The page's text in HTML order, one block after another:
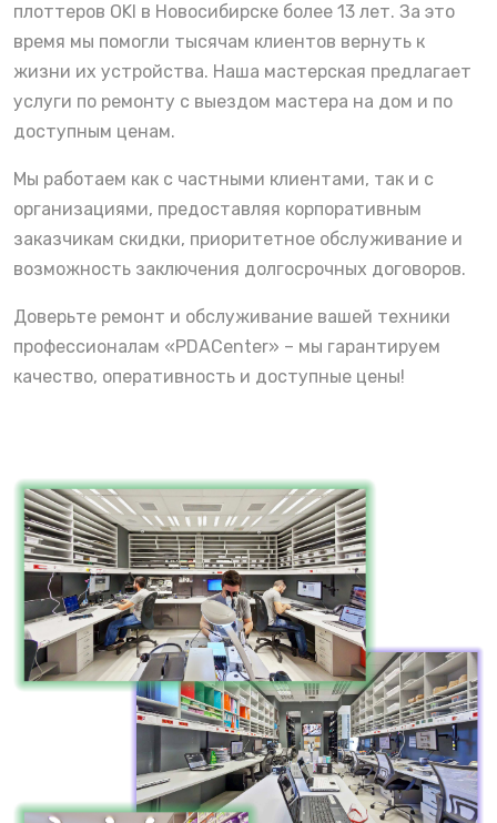
плоттеров OKI в Новосибирске более 13 лет. За это
время мы помогли тысячам клиентов вернуть к
жизни их устройства. Наша мастерская предлагает
услуги по ремонту с выездом мастера на дом и по
доступным ценам.
Мы работаем как с частными клиентами, так и с
организациями, предоставляя корпоративным
заказчикам скидки, приоритетное обслуживание и
возможность заключения долгосрочных договоров.
Доверьте ремонт и обслуживание вашей техники
профессионалам «PDACenter» – мы гарантируем
качество, оперативность и доступные цены!